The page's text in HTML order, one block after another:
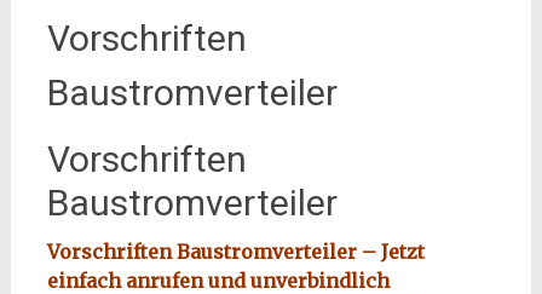
Vorschriften
Baustromverteiler
Vorschriften
Baustromverteiler
Vorschriften Baustromverteiler – Jetzt
einfach anrufen und unverbindlich